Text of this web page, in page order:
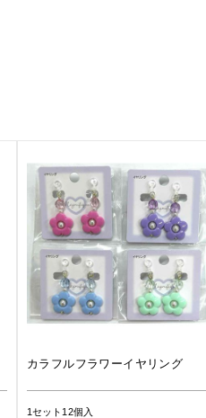
カラフルフラワーイヤリング
1セット12個入